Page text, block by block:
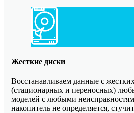
Жесткие диски
Восстанавливаем данные с
(стационарных и переносных)
моделей с любыми
накопитель не определяется,